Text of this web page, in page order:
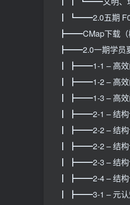
┃ ┗━━2.0五期
┣━━CMap下载（
┣━━2.0一期学员
┃ ┣━━1-1 – 高效
┃ ┣━━1-2 – 高效
┃ ┣━━1-3 – 高效
┃ ┣━━2-1 – 结构
┃ ┣━━2-2 – 结构
┃ ┣━━2-2 – 结构
┃ ┣━━2-3 – 结构
┃ ┣━━2-4 – 结构
┃ ┣━━3-1 – 元认